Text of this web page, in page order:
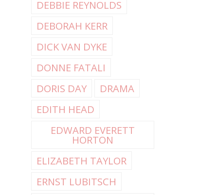
DEBBIE REYNOLDS
DEBORAH KERR
DICK VAN DYKE
DONNE FATALI
DORIS DAY
DRAMA
EDITH HEAD
EDWARD EVERETT
HORTON
ELIZABETH TAYLOR
ERNST LUBITSCH